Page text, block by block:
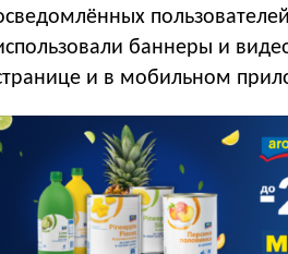
баннеры и
и в мобильном